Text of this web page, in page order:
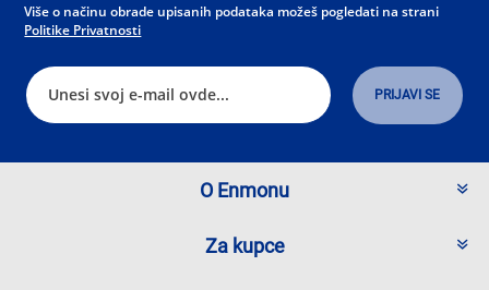
Više o načinu obrade upisanih podataka možeš pogledati na strani
Politike Privatnosti
O Enmonu
Za kupce